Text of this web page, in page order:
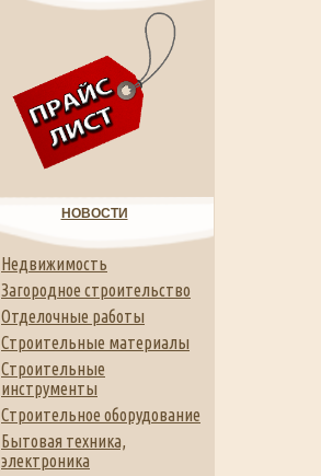
НОВОСТИ
Недвижимость
Загородное строительство
Отделочные работы
Строительные материалы
Строительные
инструменты
Строительное оборудование
Бытовая техника,
электроника